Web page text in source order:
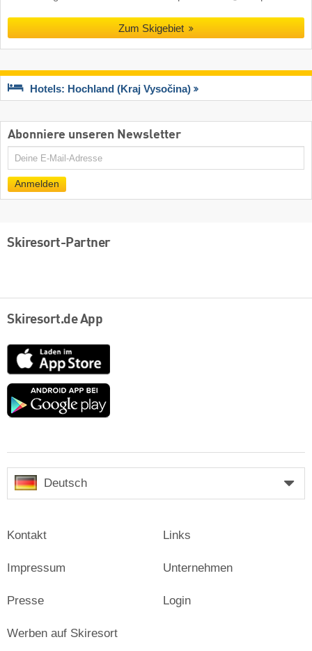
Zum Skigebiet
Hotels: Hochland (Kraj Vysočina)
Abonniere unseren Newsletter
E-
Anmelden
Skiresort-Partner
Skiresort.de App
App
Store
Google
Deutsch
Kontakt
Impressum
Presse
Links
Unternehmen
Login
Werben auf Skiresort